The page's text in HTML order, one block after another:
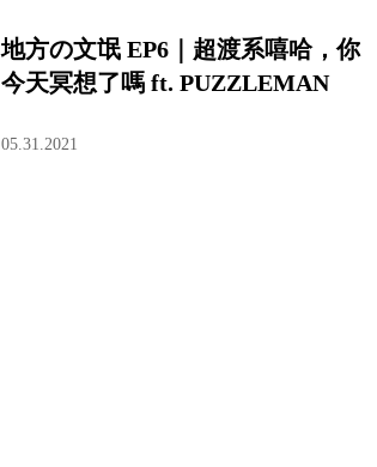
地方の文氓 EP6｜超渡系嘻哈，你
今天冥想了嗎 ft. PUZZLEMAN
05.31.2021